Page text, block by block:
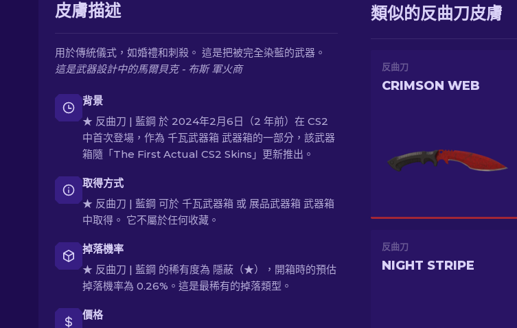
皮膚描述
用於傳統儀式，如婚禮和刺殺。 這是把被完全染藍的武器。
這是武器設計中的馬爾貝克 - 布斯 軍火商
背景
★ 反曲刀 | 藍鋼 於 2024年2月6日（2 年前）在 CS2
中首次登場，作為 千瓦武器箱 武器箱的一部分，該武器
箱隨「The First Actual CS2 Skins」更新推出。
取得方式
★ 反曲刀 | 藍鋼 可於 千瓦武器箱 或 展品武器箱 武器箱
中取得。 它不屬於任何收藏。
掉落機率
★ 反曲刀 | 藍鋼 的稀有度為 隱蔽（★），開箱時的預估
掉落機率為 0.26%。這是最稀有的掉落類型。
價格
類似的反曲刀皮膚
反曲刀
CRIMSON WEB
反曲刀
NIGHT STRIPE